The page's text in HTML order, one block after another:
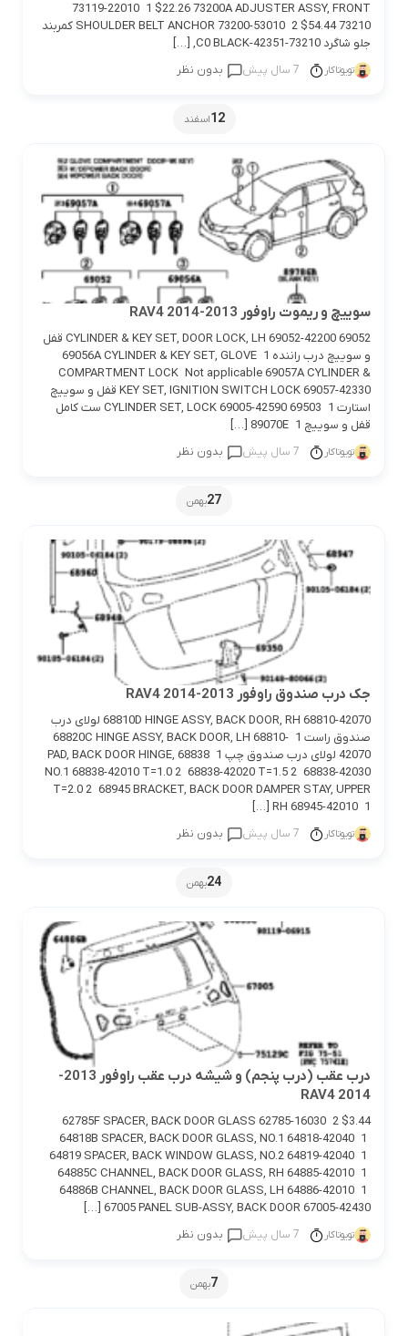
73119-22010 1 $22.26 73200A ADJUSTER ASSY, FRONT
SHOULDER BELT ANCHOR 73200-53010 2 $54.44 73210 کمربند
جلو شاگرد 73210-42351-C0 BLACK, […]
تویوتاکار 7 سال پیش بدون نظر
12اسفند
سوییچ و ریموت راوفور 2013-2014 RAV4
69052 CYLINDER & KEY SET, DOOR LOCK, LH 69052-42200 قفل
و سوییچ درب راننده 1 69056A CYLINDER & KEY SET, GLOVE
COMPARTMENT LOCK Not applicable 69057A CYLINDER &
KEY SET, IGNITION SWITCH LOCK 69057-42330 قفل و سوییچ
استارت 1 69503 CYLINDER SET, LOCK 69005-42590 ست کامل
قفل و سوییچ 1 89070E […]
تویوتاکار 7 سال پیش بدون نظر
27بهمن
جک درب صندوق راوفور 2013-2014 RAV4
68810D HINGE ASSY, BACK DOOR, RH 68810-42070 لولای درب
صندوق راست 1 68820C HINGE ASSY, BACK DOOR, LH 68810-
42070 لولای درب صندوق چپ 1 68838 PAD, BACK DOOR HINGE,
NO.1 68838-42010 T=1.0 2 68838-42020 T=1.5 2 68838-42030
T=2.0 2 68945 BRACKET, BACK DOOR DAMPER STAY, UPPER
RH 68945-42010 1 […]
تویوتاکار 7 سال پیش بدون نظر
24بهمن
درب عقب (درب پنجم) و شیشه درب عقب راوفور 2013-
2014 RAV4
62785F SPACER, BACK DOOR GLASS 62785-16030 2 $3.44
64818B SPACER, BACK DOOR GLASS, NO.1 64818-42040 1
64819 SPACER, BACK WINDOW GLASS, NO.2 64819-42040 1
64885C CHANNEL, BACK DOOR GLASS, RH 64885-42010 1
64886B CHANNEL, BACK DOOR GLASS, LH 64886-42010 1
67005 PANEL SUB-ASSY, BACK DOOR 67005-42430 […]
تویوتاکار 7 سال پیش بدون نظر
7بهمن